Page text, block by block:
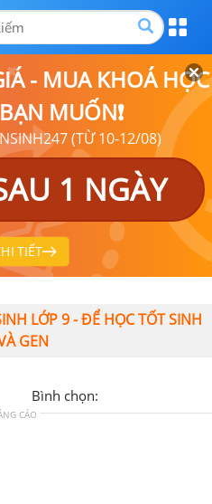
- MUA KHOÁ HỌC
MUỐN❗
(TỪ 10-12/08)
1 NGÀY
TIẾT
LỚP 9 - ĐỂ HỌC TỐT SINH
GEN
Bình chọn:
CÁO